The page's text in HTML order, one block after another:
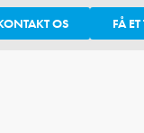
OS FÅ